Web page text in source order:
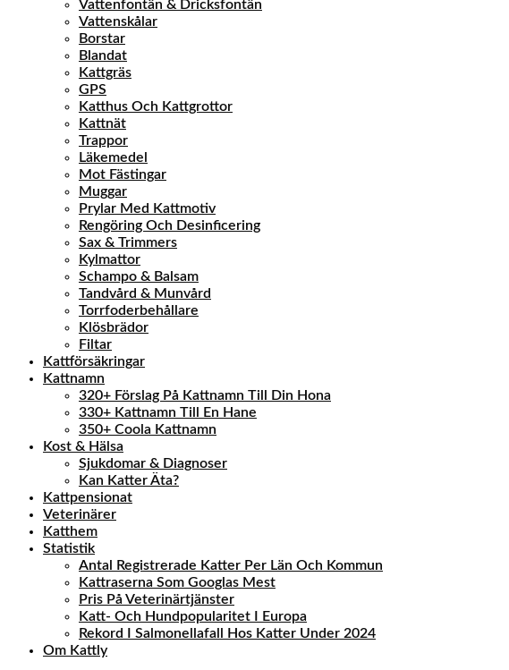
Vattenfontän & Dricksfontän
Vattenskålar
Borstar
Blandat
Kattgräs
GPS
Katthus Och Kattgrottor
Kattnät
Trappor
Läkemedel
Mot Fästingar
Muggar
Prylar Med Kattmotiv
Rengöring Och Desinficering
Sax & Trimmers
Kylmattor
Schampo & Balsam
Tandvård & Munvård
Torrfoderbehållare
Klösbrädor
Filtar
Kattförsäkringar
Kattnamn
320+ Förslag På Kattnamn Till Din Hona
330+ Kattnamn Till En Hane
350+ Coola Kattnamn
Kost & Hälsa
Sjukdomar & Diagnoser
Kan Katter Äta?
Kattpensionat
Veterinärer
Katthem
Statistik
Antal Registrerade Katter Per Län Och Kommun
Kattraserna Som Googlas Mest
Pris På Veterinärtjänster
Katt- Och Hundpopularitet I Europa
Rekord I Salmonellafall Hos Katter Under 2024
Om Kattly